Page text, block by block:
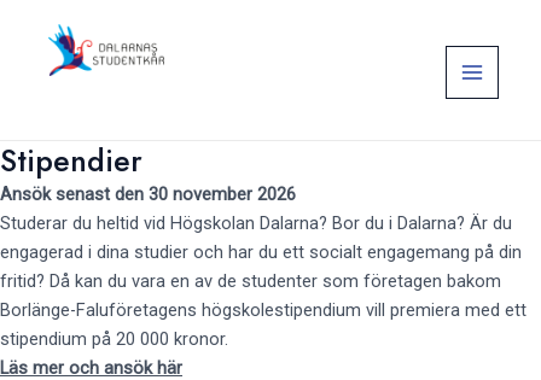
innehåll
Menu
Stipendier
Ansök senast den 30 november 2026
Studerar du heltid vid Högskolan Dalarna? Bor du i Dalarna? Är du
engagerad i dina studier och har du ett socialt engagemang på din
fritid? Då kan du vara en av de studenter som företagen bakom
Borlänge-Faluföretagens högskolestipendium vill premiera med ett
stipendium på 20 000 kronor.
Läs mer och ansök här